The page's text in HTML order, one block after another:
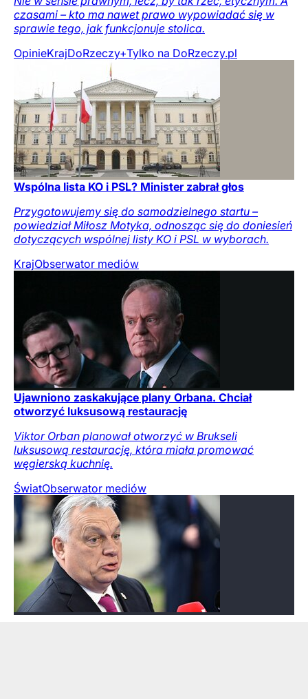
czasami – kto ma nawet prawo wypowiadać się w
sprawie tego, jak funkcjonuje stolica.
OpinieKrajDoRzeczy+Tylko na DoRzeczy.pl
Wspólna lista KO i PSL? Minister zabrał głos
Przygotowujemy się do samodzielnego startu –
powiedział Miłosz Motyka, odnosząc się do doniesień
dotyczących wspólnej listy KO i PSL w wyborach.
KrajObserwator mediów
Ujawniono zaskakujące plany Orbana. Chciał
otworzyć luksusową restaurację
Viktor Orban planował otworzyć w Brukseli
luksusową restaurację, która miała promować
węgierską kuchnię.
ŚwiatObserwator mediów